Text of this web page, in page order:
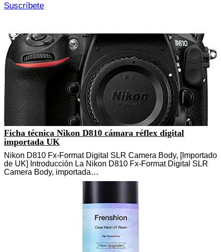
Suscríbete
Ficha técnica Nikon D810 cámara réflex digital
importada UK
Nikon D810 Fx-Format Digital SLR Camera Body, [Importado
de UK] Introducción La Nikon D810 Fx-Format Digital SLR
Camera Body, importada…